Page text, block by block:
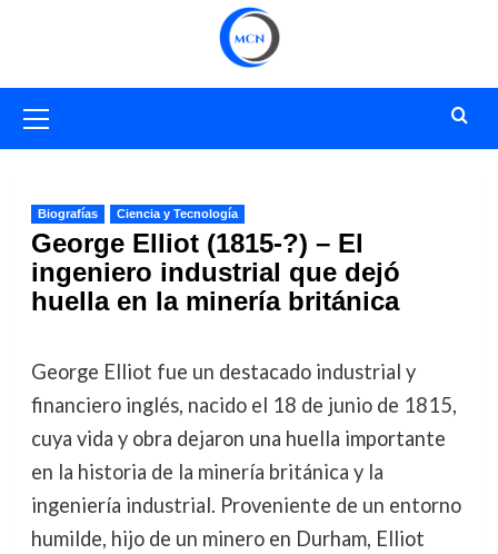
primario
Biografías Ciencia y Tecnología
George Elliot (1815-?) – El
ingeniero industrial que dejó
huella en la minería británica
George Elliot fue un destacado industrial y
financiero inglés, nacido el 18 de junio de 1815,
cuya vida y obra dejaron una huella importante
en la historia de la minería británica y la
ingeniería industrial. Proveniente de un entorno
humilde, hijo de un minero en Durham, Elliot